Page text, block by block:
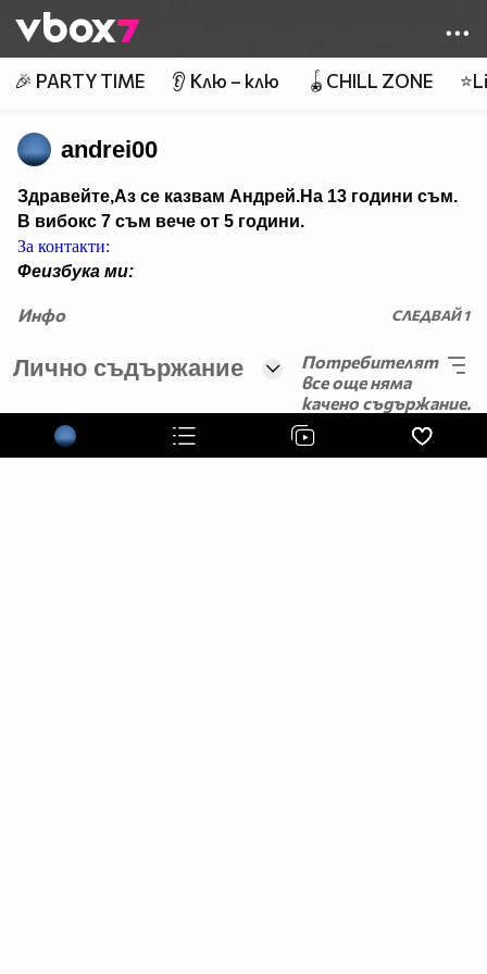
👾
🎉 PARTY TIME 👂 Клю – клю 🪀CHILL ZONE
andrei00
Здравейте,Аз се казвам Андрей.На 13 години съм.
В вибокс 7 съм вече от 5 години.
За контакти:
Феизбука ми:
Някой от нашите сайтове:
,web-
Skype:de4ko_bobole4ko
Инфо СЛЕДВАЙ 1
Лично съдържание
Потребителят
все още няма
качено съдържание.